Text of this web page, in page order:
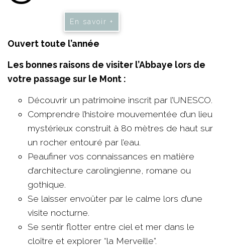
En savoir +
Ouvert toute l’année
Les bonnes raisons de visiter l’Abbaye lors de
votre passage sur le Mont :
Découvrir un patrimoine inscrit par l’UNESCO.
Comprendre l’histoire mouvementée d’un lieu
mystérieux construit à 80 mètres de haut sur
un rocher entouré par l’eau.
Peaufiner vos connaissances en matière
d’architecture carolingienne, romane ou
gothique.
Se laisser envoûter par le calme lors d’une
visite nocturne.
Se sentir flotter entre ciel et mer dans le
cloître et explorer “la Merveille”.